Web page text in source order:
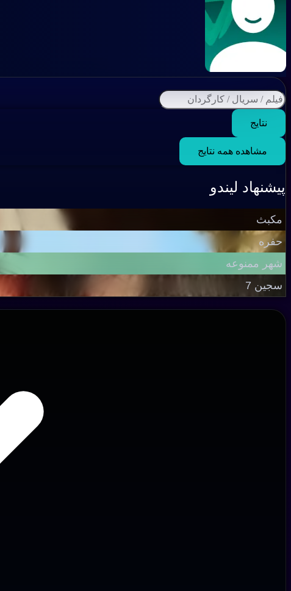
نتایج
مشاهده همه نتایج
پیشنهاد لیندو
مکبث
حفره
شهر ممنوعه
سجین 7